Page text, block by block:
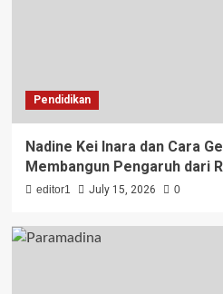
Pendidikan
Nadine Kei Inara dan Cara
Membangun Pengaruh dari
editor1 July 15, 2026 0